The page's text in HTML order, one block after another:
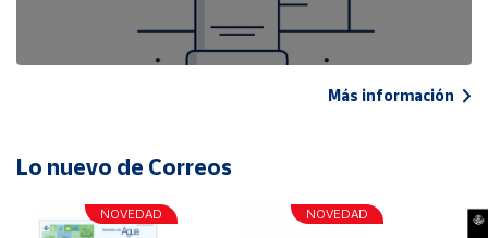
Más información
Lo nuevo de Correos
NOVEDAD NOVEDAD